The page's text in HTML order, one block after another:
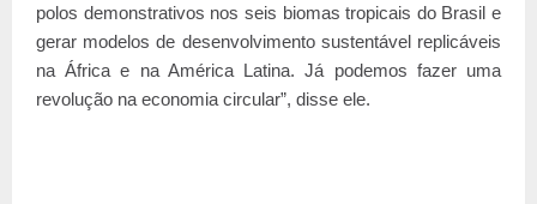
polos demonstrativos nos seis biomas tropicais do Brasil e
gerar modelos de desenvolvimento sustentável replicáveis
na África e na América Latina. Já podemos fazer uma
revolução na economia circular”, disse ele.